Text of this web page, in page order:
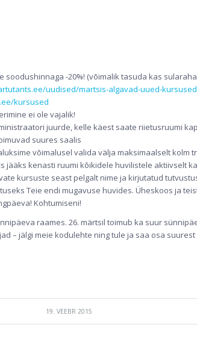
-20%! (võimalik tasuda kas
uudised/martsis-algavad-uued-
kursused
ei ole vajalik!
juurde, kelle käest saate riietusruumi
suures saalis
võimalusel valida välja maksimaalselt kolm
jääks kenasti ruumi kõikidele huvilistele aktiivselt
kursuste seast pelgalt nime ja kirjutatud
Teie endi mugavuse huvides. Üheskoos ja
Kohtumiseni!
raames. 26. märtsil toimub ka suur
– jälgi meie kodulehte ning tule ja saa osa
19. VEEBR 2015